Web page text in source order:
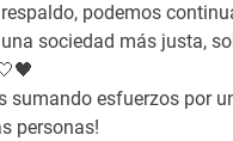
podemos
sociedad más justa,
sumando esfuerzos por
personas!